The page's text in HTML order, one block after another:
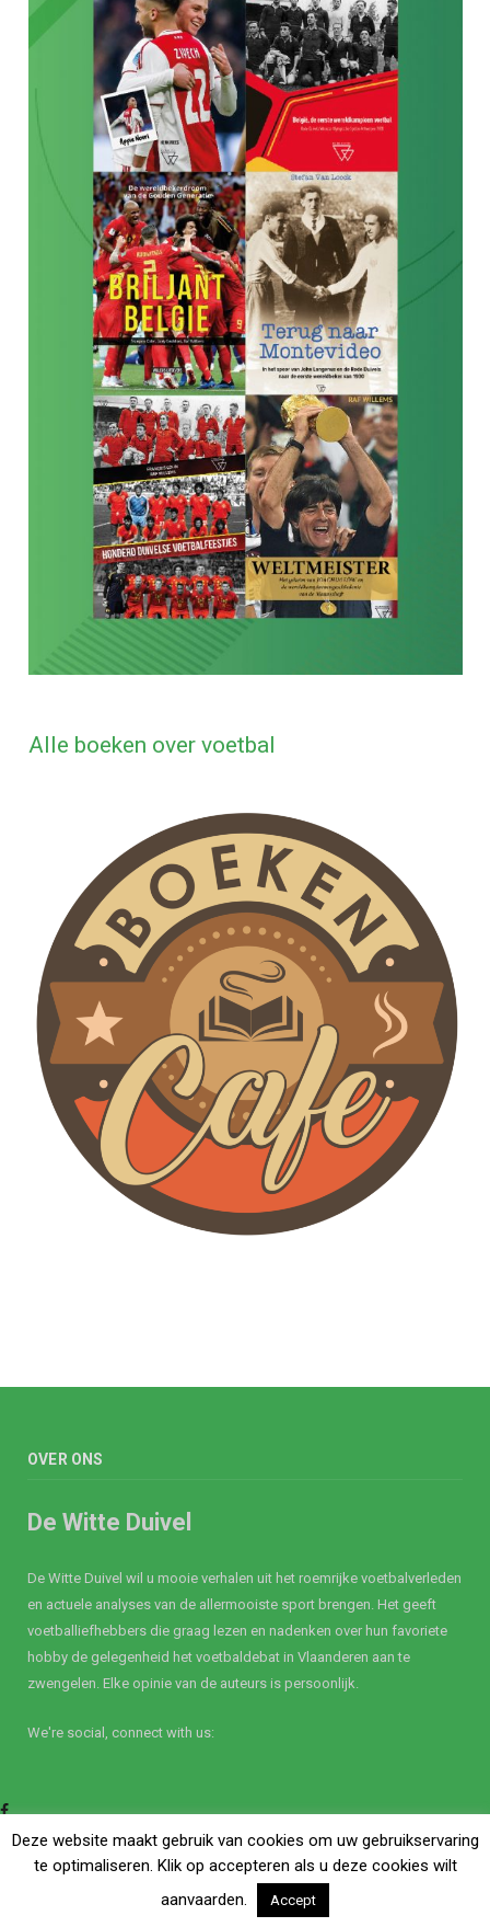
Alle boeken over voetbal
OVER ONS
De Witte Duivel
De Witte Duivel wil u mooie verhalen uit het roemrijke voetbalverleden
en actuele analyses van de allermooiste sport brengen. Het geeft
voetballiefhebbers die graag lezen en nadenken over hun favoriete
hobby de gelegenheid het voetbaldebat in Vlaanderen aan te
zwengelen. Elke opinie van de auteurs is persoonlijk.
We're social, connect with us:
Facebook
Twitter
Deze website maakt gebruik van cookies om uw gebruikservaring
te optimaliseren. Klik op accepteren als u deze cookies wilt
aanvaarden.
Accept